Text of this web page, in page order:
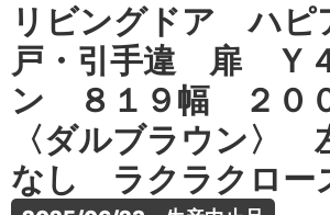
リビングドア ハピ
戸・引手違 扉 Ｙ
ン ８１９幅 ２０
〈ダルブラウン〉
なし ラクラクロー